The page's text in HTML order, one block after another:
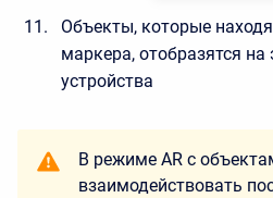
Объекты, которые
маркера, отобразятся
устройства
В режиме AR с
взаимодействовать